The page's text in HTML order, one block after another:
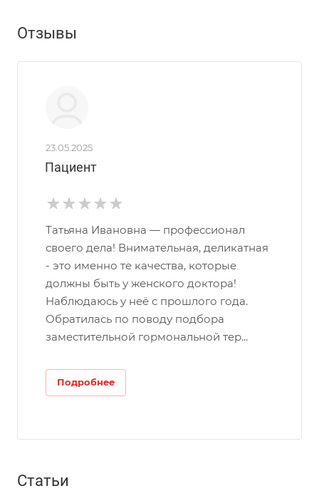
Отзывы
23.05.2025
Пациент
Татьяна Ивановна — профессионал
своего дела! Внимательная, деликатная
- это именно те качества, которые
должны быть у женского доктора!
Наблюдаюсь у неё с прошлого года.
Обратилась по поводу подбора
заместительной гормональной тер...
Подробнее
Статьи